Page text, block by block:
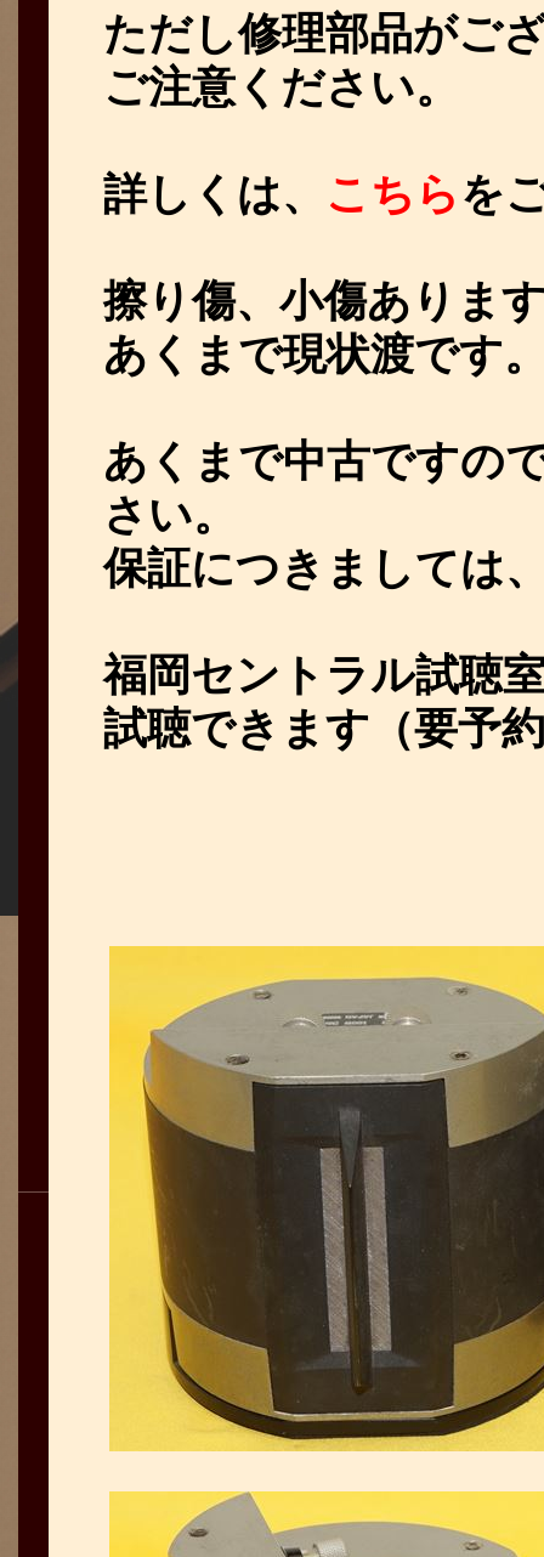
ただし修理部品がご
ご注意ください。
詳しくは、 こちら を
擦り傷、小傷ありま
あくまで現状渡です
あくまで中古ですの
さい。
保証につきましては
福岡セントラル試聴
試聴できます（要予